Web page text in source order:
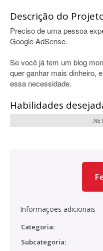
Descrição do
Preciso de uma pessoa
Google AdSense.
Se você já tem um blog
quer ganhar mais dinheiro,
essa necessidade.
Habilidades
Informações adicionais
Categoria:
Subcategoria: